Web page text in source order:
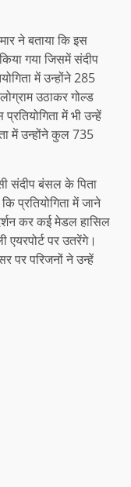
ने बताया कि इस
गया जिसमें संदीप
में उन्होंने 285
उठाकर गोल्ड
में भी उन्हें
में उन्होंने कुल 735
संदीप बंसल के पिता
प्रतियोगिता में जाने
कर कई मेडल हासिल
पर उतरेंगे।
पर परिजनों ने उन्हें